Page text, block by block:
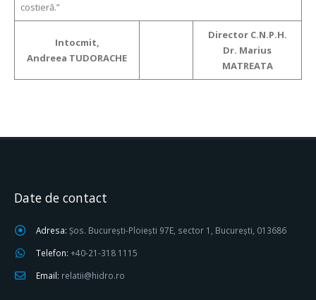
costieră.”
Intocmit,
Andreea TUDORACHE
Director C.N.P.H.
Dr. Marius
MATREATA
Date de contact
Adresa: Șos. București-Ploiești 97E, sector 1, București, 013686
Telefon: +40-21-318 1115
Email: relatii@hidro.ro